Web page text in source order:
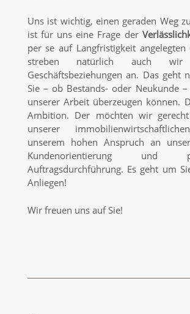
Uns ist wichtig, einen geraden Weg
ist für uns eine Frage der
per se auf Langfristigkeit angelegten
streben natürlich auch wir
Geschäftsbeziehungen an. Das geht
Sie – ob Bestands- oder Neukunde –
unserer Arbeit überzeugen können.
Ambition. Der möchten wir
unserer
unserem hohen Anspruch an
Kundenorientierung und
Auftragsdurchführung. Es geht um
Anliegen!
Wir freuen uns auf Sie!